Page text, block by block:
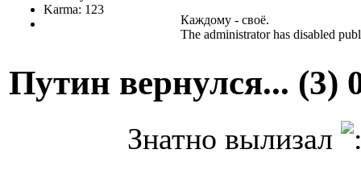
Karma: 123
Каждому - своё.
The administrator has disabled
Путин вернулся... (3)
Знатно вылизал